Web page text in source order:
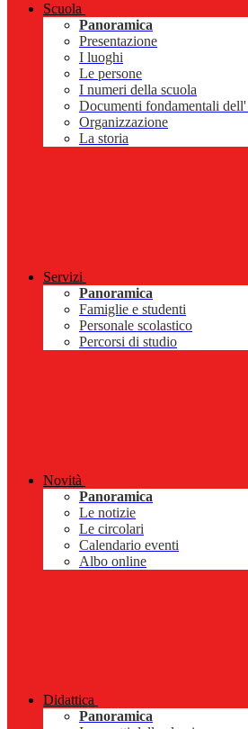
Scuola
Panoramica
Presentazione
I luoghi
Le persone
I numeri della scuola
Documenti fondamentali
Organizzazione
La storia
Servizi
Panoramica
Famiglie e studenti
Personale scolastico
Percorsi di studio
Novità
Panoramica
Le notizie
Le circolari
Calendario eventi
Albo online
Didattica
Panoramica